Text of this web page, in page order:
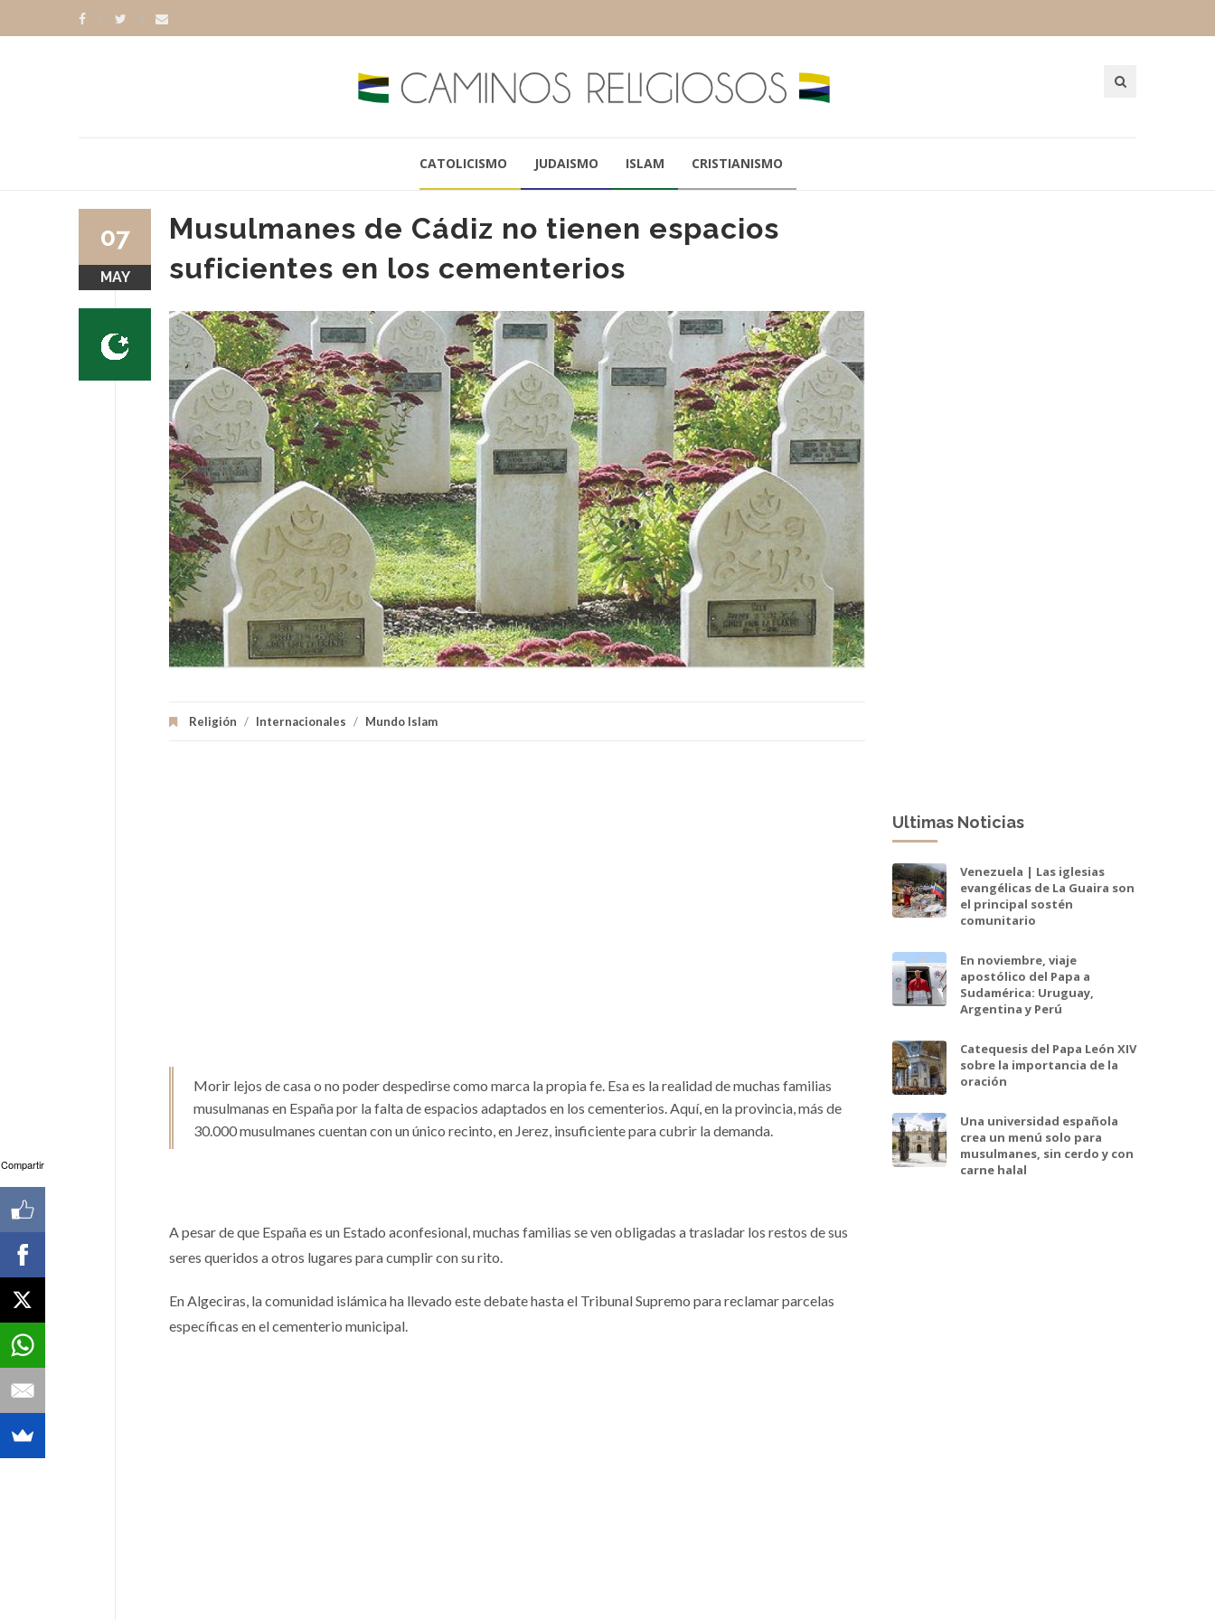
CATOLICISMO JUDAISMO ISLAM CRISTIANISMO
Musulmanes de Cádiz no tienen espacios
suficientes en los cementerios
Religión / Internacionales / Mundo Islam
07
MAY
Morir lejos de casa o no poder despedirse como marca la propia fe. Esa es la realidad de muchas familias
musulmanas en España por la falta de espacios adaptados en los cementerios. Aquí, en la provincia, más de
30.000 musulmanes cuentan con un único recinto, en Jerez, insuficiente para cubrir la demanda.
A pesar de que España es un Estado aconfesional, muchas familias se ven obligadas a trasladar los restos de sus
seres queridos a otros lugares para cumplir con su rito.
En Algeciras, la comunidad islámica ha llevado este debate hasta el Tribunal Supremo para reclamar parcelas
específicas en el cementerio municipal.
Ultimas Noticias
Venezuela | Las iglesias
evangélicas de La Guaira son
el principal sostén
comunitario
En noviembre, viaje
apostólico del Papa a
Sudamérica: Uruguay,
Argentina y Perú
Catequesis del Papa León XIV
sobre la importancia de la
oración
Una universidad española
crea un menú solo para
musulmanes, sin cerdo y con
carne halal
Compartir